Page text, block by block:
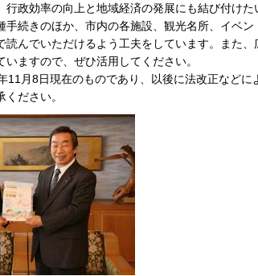
行政効率の向上と地域経済の発展にも結び付け
手続きのほか、市内の各施設、観光名所、イベ
読んでいただけるよう工夫をしています。また
いますので、ぜひ活用してください。
11月8日現在のものであり、以後に法改正など
ださい。